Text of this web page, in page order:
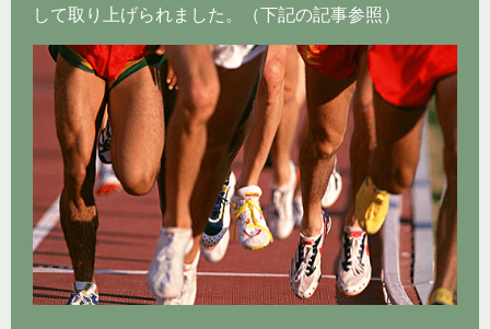
して取り上げられました。（下記の記事参照）